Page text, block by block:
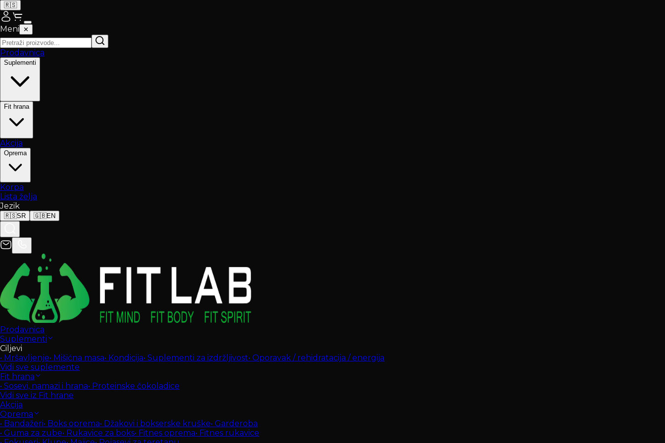
🇷🇸
Meni ✕
Prodavnica
Suplementi
Fit hrana
Akcija
Oprema
Korpa
Lista želja
Jezik
🇷🇸SR 🇬🇧EN
Prodavnica
Suplementi
Ciljevi
• Mršavljenje• Mišićna masa• Kondicija• Suplementi za izdržljivost• Oporavak / rehidratacija / energija
Vidi sve suplemente
Fit hrana
• Sosevi, namazi i hrana• Proteinske čokoladice
Vidi sve iz Fit hrane
Akcija
Oprema
• Bandažeri• Boks oprema• Džakovi i bokserske kruške• Garderoba
• Guma za zube• Rukavice za boks• Fitnes oprema• Fitnes rukavice